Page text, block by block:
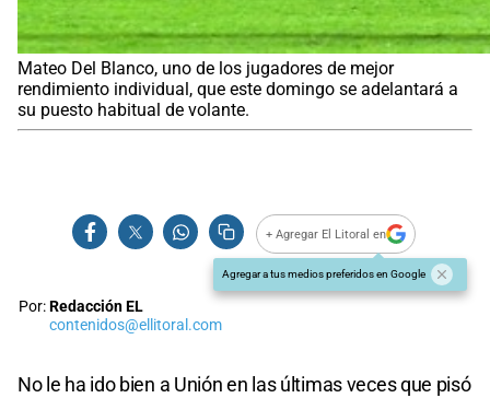
Mateo Del Blanco, uno de los jugadores de mejor
rendimiento individual, que este domingo se adelantará a
su puesto habitual de volante.
+ Agregar El Litoral en
Agregar a tus medios preferidos en Google
Por:Redacción EL
contenidos@ellitoral.com
No le ha ido bien a Unión en las últimas veces que pisó